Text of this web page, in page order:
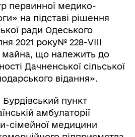
первинної медико-
на підставі рішення
ради Одеського
2021 року№ 228-VIII
майна, що належить до
Дачненської сільської
відання».
пункт
амбулаторії
сімейної медицини